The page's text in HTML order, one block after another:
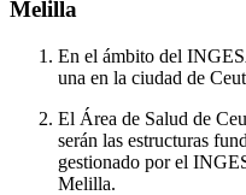
Melilla
En el ámbito del
una en la ciudad de
El Área de Salud de
serán las estructuras
gestionado por el
Melilla.